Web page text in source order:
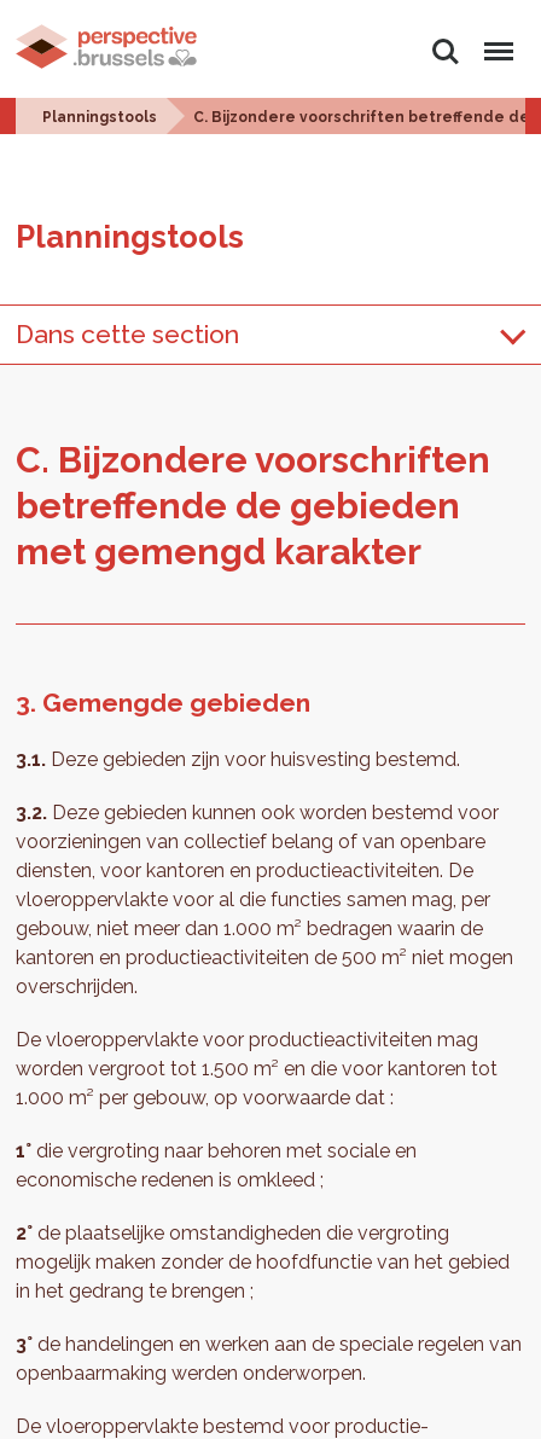
Zoeken Menu
Planningstools C. Bijzondere voorschriften betreffende de
Plan­ningstools
Dans cette section
C. Bij­zon­de­re voor­schrif­ten
be­tref­fen­de de ge­bie­den
met ge­mengd ka­rak­ter
3. Gemengde gebieden
3.1. Deze gebieden zijn voor huisvesting bestemd.
3.2. Deze gebieden kunnen ook worden bestemd voor
voorzieningen van collectief belang of van openbare
diensten, voor kantoren en productieactiviteiten. De
vloeroppervlakte voor al die functies samen mag, per
gebouw, niet meer dan 1.000 m² bedragen waarin de
kantoren en productieactiviteiten de 500 m² niet mogen
overschrijden.
De vloeroppervlakte voor productieactiviteiten mag
worden vergroot tot 1.500 m² en die voor kantoren tot
1.000 m² per gebouw, op voorwaarde dat :
1° die vergroting naar behoren met sociale en
economische redenen is omkleed ;
2° de plaatselijke omstandigheden die vergroting
mogelijk maken zonder de hoofdfunctie van het gebied
in het gedrang te brengen ;
3°de handelingen en werken aan de speciale regelen van
openbaarmaking werden onderworpen.
De vloeroppervlakte bestemd voor productie-